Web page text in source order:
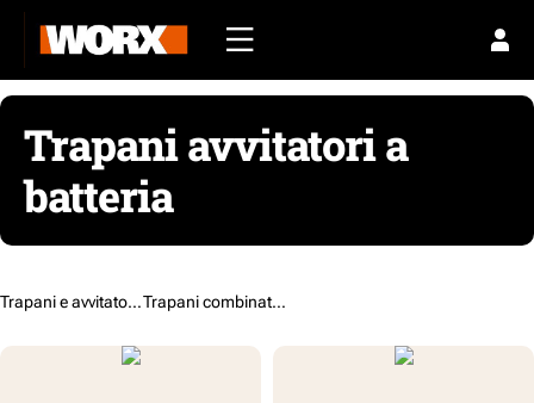
Trapani avvitatori a
batteria
Trapani e avvitatori / Trapani combinati a batteria